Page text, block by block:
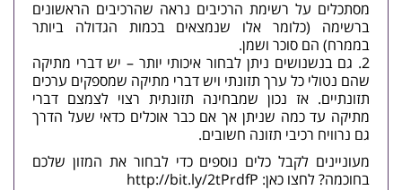
מסתכלים על רשימת הרכיבים נראה שהרכיבים הראשונים
ברשימה (כלומר אלו שנמצאים בכמות הגדולה ביותר
בממרח) הם סוכר ושמן.
גם בנשנושים ניתן לבחור איכותי יותר – יש דברי מתיקה
שהם נטולי כל ערך תזונתי ויש דברי מתיקה שמספקים ערכים
תזונתיים. אז נכון שמבחינה תזונתית רצוי לצמצם דברי
מתיקה עד כמה שניתן אך אם כבר אוכלים כדאי שעל הדרך
גם נרוויח רכיבי תזונה חשובים.
מעוניינים לקבל כלים נוספים כדי לבחור את המזון שלכם
בחוכמה? לחצו כאן: http://bit.ly/2tPrdfP